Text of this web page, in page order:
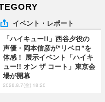
イベント・レポート
「ハイキュー!!」西谷夕役の
声優・岡本信彦が”リベロ”を
体感！ 展示イベント「ハイキ
ュー!! オン ザ コート」東京会
場が開幕
2026.8.7(金) 18:20